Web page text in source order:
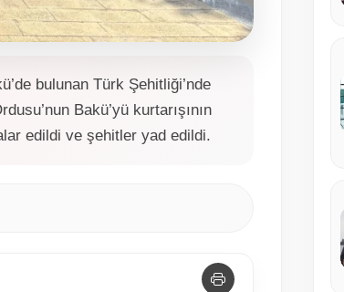
bulunan Türk Şehitliği’nde
Bakü’yü kurtarışının
edildi ve şehitler yad edildi.